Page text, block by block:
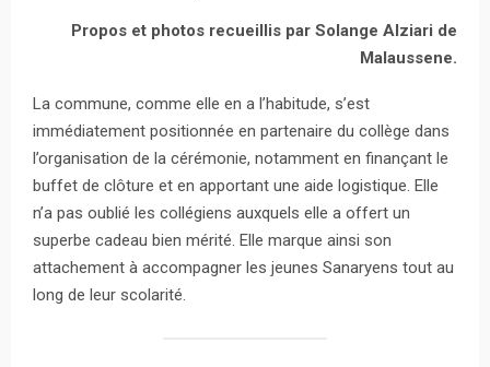
Propos et photos recueillis par Solange Alziari de
Malaussene.
La commune, comme elle en a l’habitude, s’est
immédiatement positionnée en partenaire du collège dans
l’organisation de la cérémonie, notamment en finançant le
buffet de clôture et en apportant une aide logistique. Elle
n’a pas oublié les collégiens auxquels elle a offert un
superbe cadeau bien mérité. Elle marque ainsi son
attachement à accompagner les jeunes Sanaryens tout au
long de leur scolarité.